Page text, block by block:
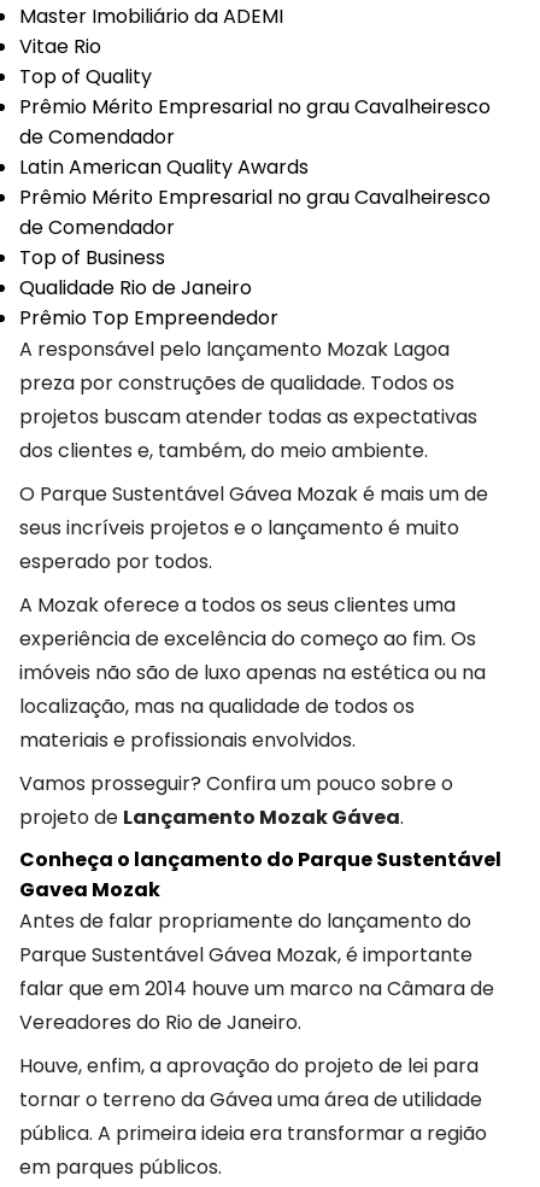
Master Imobiliário da ADEMI
Vitae Rio
Top of Quality
Prêmio Mérito Empresarial no grau Cavalheiresco
de Comendador
Latin American Quality Awards
Prêmio Mérito Empresarial no grau Cavalheiresco
de Comendador
Top of Business
Qualidade Rio de Janeiro
Prêmio Top Empreendedor
A responsável pelo lançamento Mozak Lagoa
preza por construções de qualidade. Todos os
projetos buscam atender todas as expectativas
dos clientes e, também, do meio ambiente.
O Parque Sustentável Gávea Mozak é mais um de
seus incríveis projetos e o lançamento é muito
esperado por todos.
A Mozak oferece a todos os seus clientes uma
experiência de excelência do começo ao fim. Os
imóveis não são de luxo apenas na estética ou na
localização, mas na qualidade de todos os
materiais e profissionais envolvidos.
Vamos prosseguir? Confira um pouco sobre o
projeto de Lançamento Mozak Gávea.
Conheça o lançamento do Parque Sustentável
Gavea Mozak
Antes de falar propriamente do lançamento do
Parque Sustentável Gávea Mozak, é importante
falar que em 2014 houve um marco na Câmara de
Vereadores do Rio de Janeiro.
Houve, enfim, a aprovação do projeto de lei para
tornar o terreno da Gávea uma área de utilidade
pública. A primeira ideia era transformar a região
em parques públicos.